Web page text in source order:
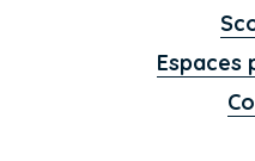
Espaces